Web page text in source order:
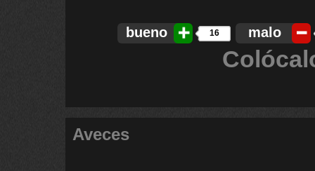
bueno 16 malo
Aveces